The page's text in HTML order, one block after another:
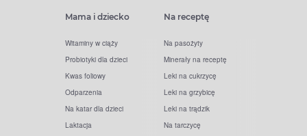
Mama i dziecko
Witaminy w ciąży
Probiotyki dla dzieci
Kwas foliowy
Odparzenia
Na katar dla dzieci
Laktacja
Na receptę
Na pasożyty
Minerały na receptę
Leki na cukrzycę
Leki na grzybicę
Leki na trądzik
Na tarczycę